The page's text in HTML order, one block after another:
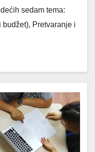
sedam tema:
Pretvaranje i